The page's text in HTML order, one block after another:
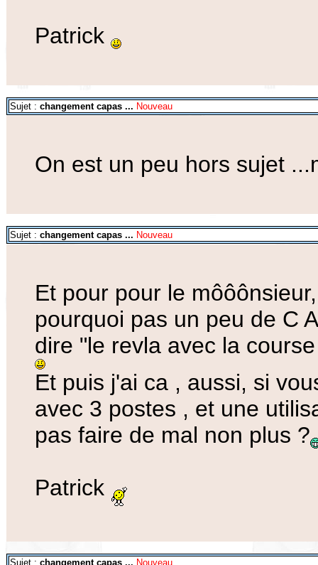
Patrick
Sujet : changement capas ... Nouveau
On est un peu hors sujet
Sujet : changement capas ... Nouveau
Et pour pour le
pourquoi pas un peu de C
dire "le revla avec la
Et puis j'ai ca , aussi, si
avec 3 postes , et une
pas faire de mal non plus ?
Patrick
Sujet : changement capas ... Nouveau